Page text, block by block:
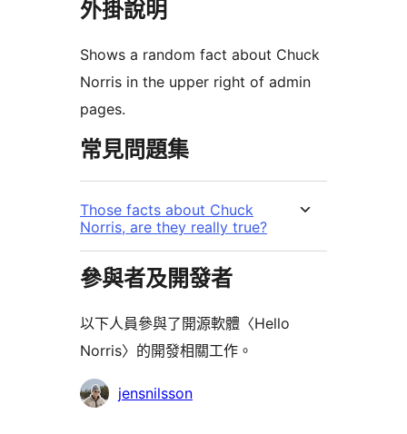
外掛說明
Shows a random fact about Chuck
Norris in the upper right of admin
pages.
常見問題集
Those facts about Chuck
Norris, are they really true?
參與者及開發者
以下人員參與了開源軟體〈Hello
Norris〉的開發相關工作。
參
jensnilsson